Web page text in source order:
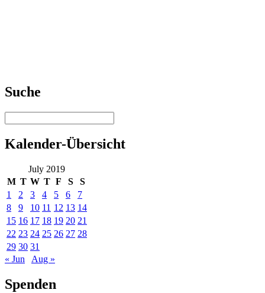
Suche
Kalender-Übersicht
July 2019
M T W T F S
S
1
2 3 4 5 6
7
8
9 10 11 12 13 14
15 16 17 18 19 20 21
22 23 24 25 26 27 28
29 30 31
« Jun
Aug »
Spenden